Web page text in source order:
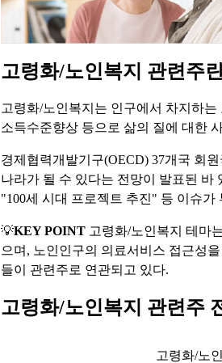
고령화/노인복지 관련주
고령화/노인복지는 인구에서 차지하
소득수준향상 등으로 삶의 질에 대한
경제협력개발기구(OECD) 37개국 회
나라가 될 수 있다는 전망이 발표된
"100세 시대 프로젝트 추진" 등 이슈
💡KEY POINT 고령화/노인복지 테마
으며, 노인인구의 의료서비스 접근성
들이 관련주로 연관되고 있다.
고령화/노인복지 관련주
고령화/노